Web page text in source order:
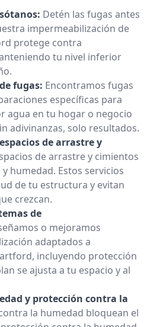
Detén las fugas antes
impermeabilización de
protege contra
tu nivel inferior
fugas: Encontramos fugas
específicas para
agua en tu hogar o negocio
adivinanzas, solo resultados.
de arrastre y
de arrastre y cimientos
humedad. Estos servicios
de tu estructura y evitan
crezcan.
de
o mejoramos
adaptados a
incluyendo protección
se ajusta a tu espacio y al
y protección contra la
la humedad bloquean el